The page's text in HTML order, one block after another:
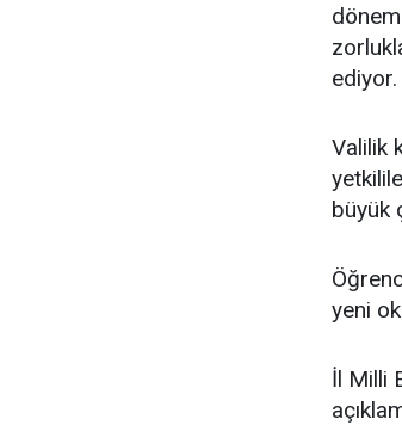
ediyor.
Valilik
büyük
yeni
İl Milli